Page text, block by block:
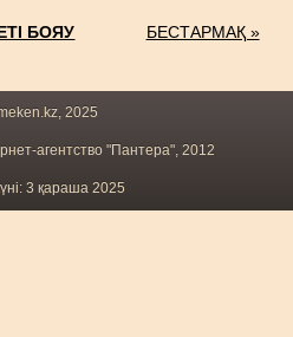
БОЯУ БЕСТАРМАҚ »
2025
агентство "Пантера", 2012
3 қараша 2025